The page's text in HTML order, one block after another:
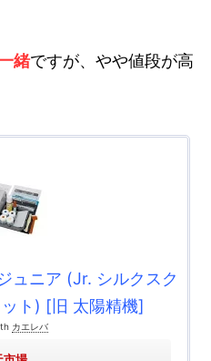
緒ですが、やや値段が高
ュニア (Jr. シルクスク
ト) [旧 太陽精機]
カエレバ